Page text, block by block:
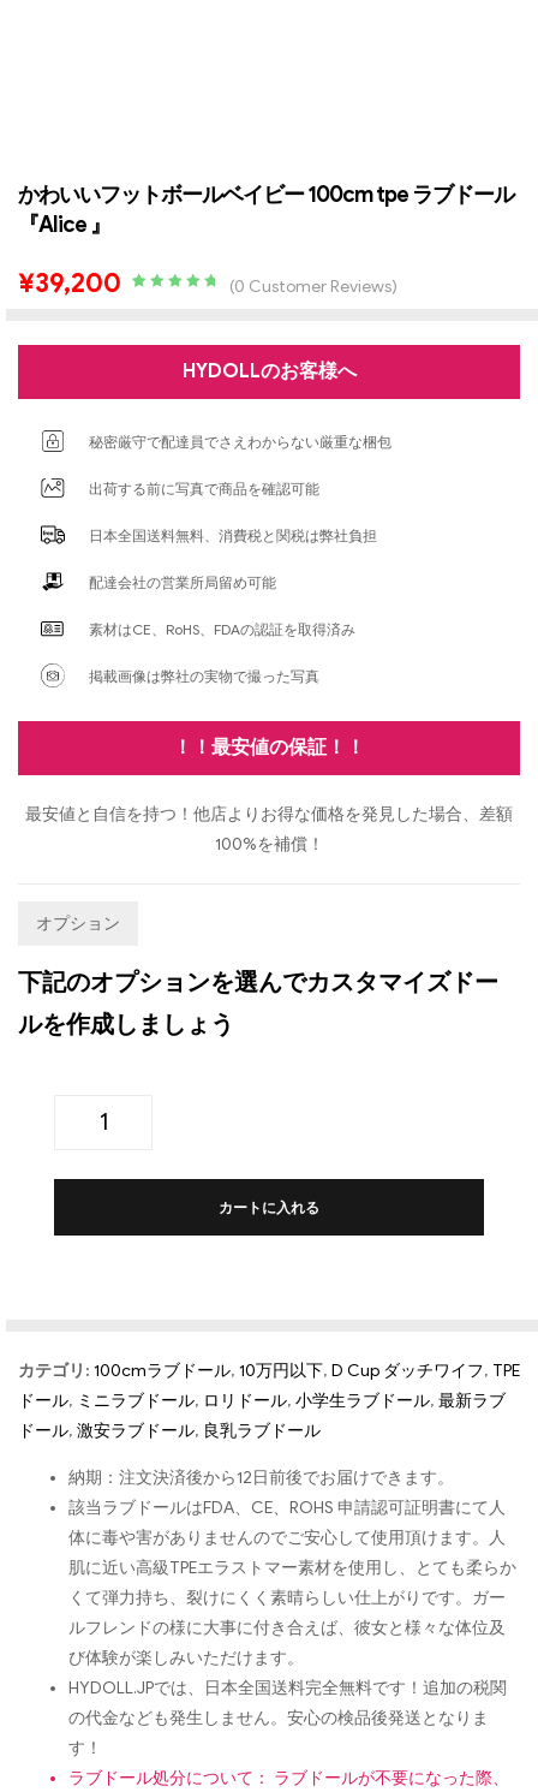
かわいいフットボールベイビー 100cm tpe ラブドール
『Alice 』
¥39,200 (0 Customer Reviews)
HYDOLLのお客様へ
秘密厳守で配達員でさえわからない厳重な梱包
出荷する前に写真で商品を確認可能
日本全国送料無料、消費税と関税は弊社負担
配達会社の営業所局留め可能
素材はCE、RoHS、FDAの認証を取得済み
掲載画像は弊社の実物で撮った写真
！！最安値の保証！！
最安値と自信を持つ！他店よりお得な価格を発見した場合、差額
100%を補償！
オプション
下記のオプションを選んでカスタマイズドー
ルを作成しましょう
カートに入れる
カテゴリ: 100cmラブドール, 10万円以下, D Cup ダッチワイフ, TPE
ドール, ミニラブドール, ロリドール, 小学生ラブドール, 最新ラブ
ドール, 激安ラブドール, 良乳ラブドール
納期：注文決済後から12日前後でお届けできます。
該当ラブドールはFDA、CE、ROHS 申請認可証明書にて人
体に毒や害がありませんのでご安心して使用頂けます。人
肌に近い高級TPEエラストマー素材を使用し、とても柔らか
くて弾力持ち、裂けにくく素晴らしい仕上がりです。ガー
ルフレンドの様に大事に付き合えば、彼女と様々な体位及
び体験が楽しみいただけます。
HYDOLL.JPでは、日本全国送料完全無料です！追加の税関
の代金なども発生しません。安心の検品後発送となりま
す！
ラブドール処分について： ラブドールが不要になった際、